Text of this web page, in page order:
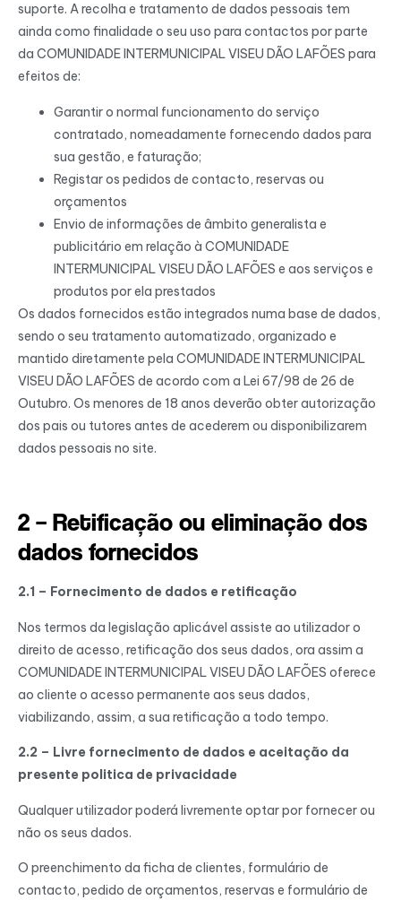
suporte. A recolha e tratamento de dados pessoais tem
ainda como finalidade o seu uso para contactos por parte
da COMUNIDADE INTERMUNICIPAL VISEU DÃO LAFÕES para
efeitos de:
Garantir o normal funcionamento do serviço
contratado, nomeadamente fornecendo dados para
sua gestão, e faturação;
Registar os pedidos de contacto, reservas ou
orçamentos
Envio de informações de âmbito generalista e
publicitário em relação à COMUNIDADE
INTERMUNICIPAL VISEU DÃO LAFÕES e aos serviços e
produtos por ela prestados
Os dados fornecidos estão integrados numa base de dados,
sendo o seu tratamento automatizado, organizado e
mantido diretamente pela COMUNIDADE INTERMUNICIPAL
VISEU DÃO LAFÕES de acordo com a Lei 67/98 de 26 de
Outubro. Os menores de 18 anos deverão obter autorização
dos pais ou tutores antes de acederem ou disponibilizarem
dados pessoais no site.
2 – Retificação ou eliminação dos
dados fornecidos
2.1 – Fornecimento de dados e retificação
Nos termos da legislação aplicável assiste ao utilizador o
direito de acesso, retificação dos seus dados, ora assim a
COMUNIDADE INTERMUNICIPAL VISEU DÃO LAFÕES oferece
ao cliente o acesso permanente aos seus dados,
viabilizando, assim, a sua retificação a todo tempo.
2.2 – Livre fornecimento de dados e aceitação da
presente politica de privacidade
Qualquer utilizador poderá livremente optar por fornecer ou
não os seus dados.
O preenchimento da ficha de clientes, formulário de
contacto, pedido de orçamentos, reservas e formulário de